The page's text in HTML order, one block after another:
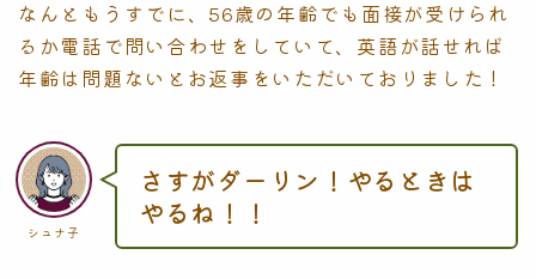
なんともうすでに、56歳の年齢でも面接が受けられ
るか電話で問い合わせをしていて、英語が話せれば
年齢は問題ないとお返事をいただいておりました！
シュナ子
さすがダーリン！やるときは
やるね！！